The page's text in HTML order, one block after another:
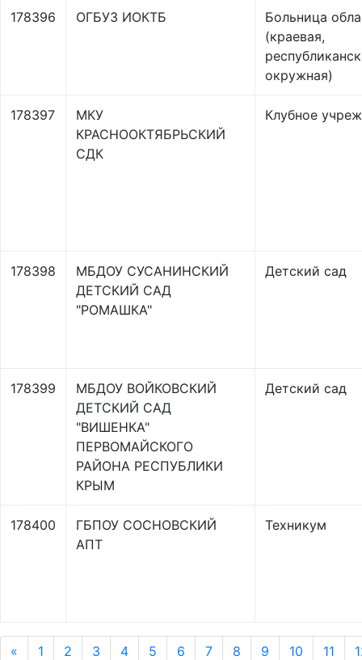
178396 ОГБУЗ ИОКТБ
Больница
(краевая,
окружная)
178397
МКУ
КРАСНООКТЯБРЬСКИЙ
СДК
Клубное
178398
МБДОУ СУСАНИНСКИЙ
ДЕТСКИЙ САД
"РОМАШКА"
Детский сад
178399
МБДОУ ВОЙКОВСКИЙ
ДЕТСКИЙ САД
"ВИШЕНКА"
ПЕРВОМАЙСКОГО
РАЙОНА РЕСПУБЛИКИ
КРЫМ
Детский сад
178400
ГБПОУ СОСНОВСКИЙ
АПТ
Техникум
« 1 2 3 4 5 6 7 8 9 10 11